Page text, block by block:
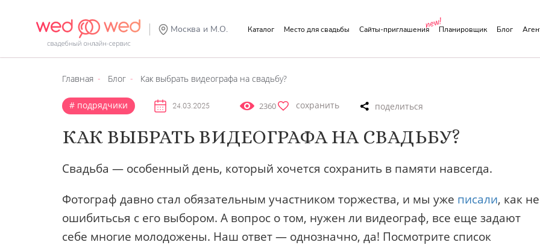
Москва и М.О. Каталог Место для свадьбы Сайты-приглашения Планировщик Блог
Главная Блог Как выбрать видеографа на свадьбу?
подрядчики 24.03.2025 2360 сохранить
КАК ВЫБРАТЬ ВИДЕОГРАФА НА СВАДЬБУ?
Свадьба — особенный день, который хочется сохранить в памяти навсегда.
Фотограф давно стал обязательным участником торжества, и мы уже писали, как не
ошибитьсья с его выбором. А вопрос о том, нужен ли видеограф, все еще задают
себе многие молодожены. Наш ответ — однозначно, да! Посмотрите список